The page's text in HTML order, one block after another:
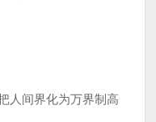
人间界化为万界制高